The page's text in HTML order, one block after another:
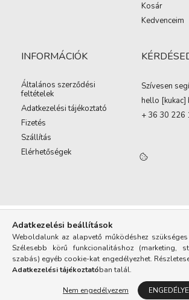
Kosár
Kedvenceim
INFORMÁCIÓK
Általános szerződési
feltételek
Adatkezelési tájékoztató
Fizetés
Szállítás
Elérhetőségek
Szívesen
hello [kukac]
+ 36 30 226
Adatkezelési beállítások
Weboldalunk az alapvető működéshez
Szélesebb körű funkcionalitáshoz (marketing,
szabás) egyéb cookie-kat engedélyezhet.
Adatkezelési tájékoztatóban talál.
Nem engedélyezem